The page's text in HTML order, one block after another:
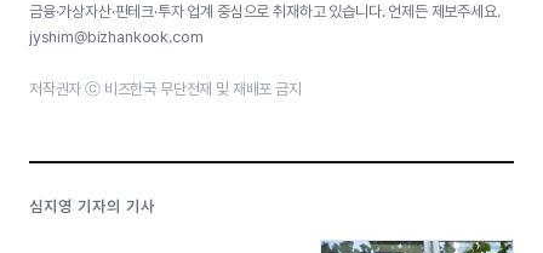
금융·가상자산·핀테크·투자 업계 중심으로 취재하고 있습니다. 언제든 제보주세요.
jyshim@bizhankook.com
저작권자 ⓒ 비즈한국 무단전재 및 재배포 금지
심지영 기자의 기사